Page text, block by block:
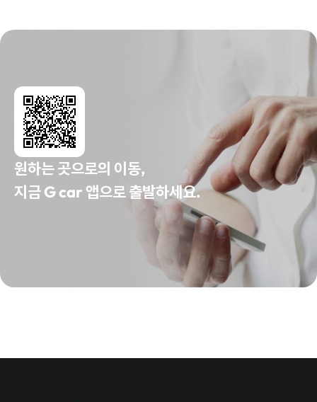
원하는 곳으로의 이동,
지금 G car 앱으로 출발하세요.